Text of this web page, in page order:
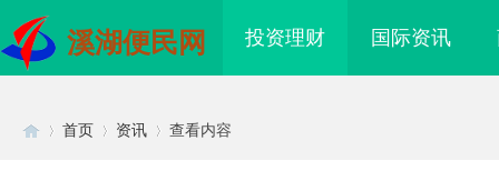
溪湖便民网 投资理财 国际资讯
首页 资讯 查看内容